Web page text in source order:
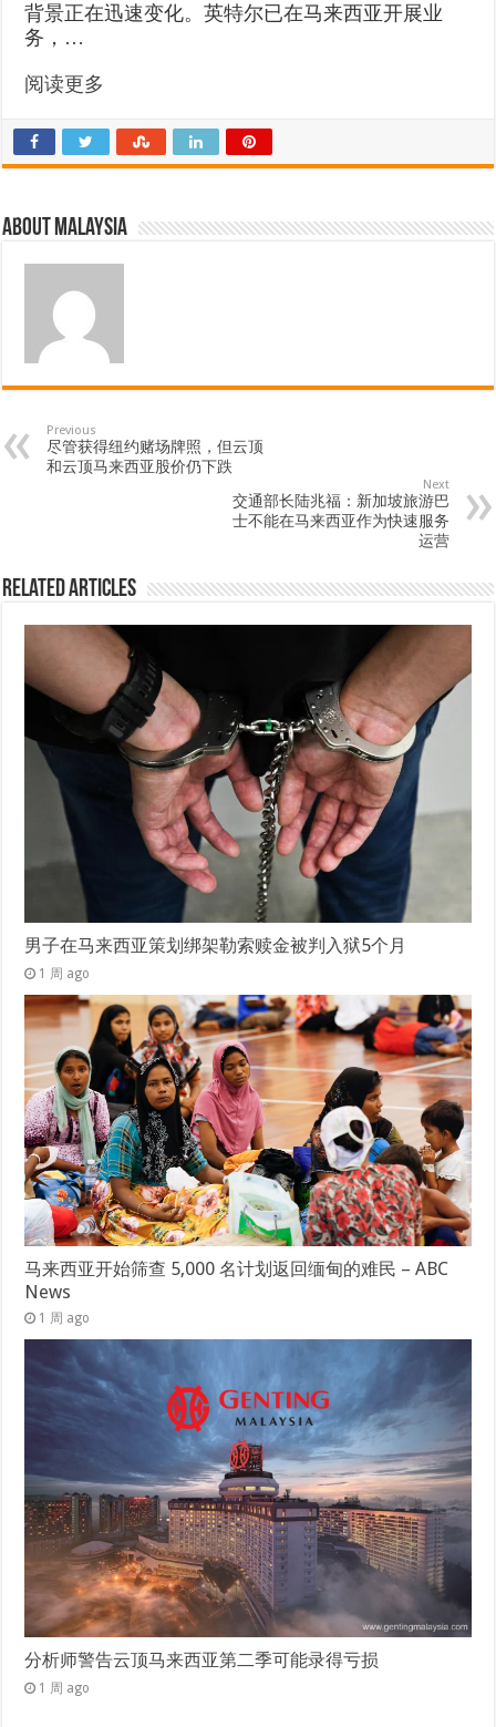
背景正在迅速变化。英特尔已在马来西亚开展业
务，…
阅读更多
About Malaysia
Previous
尽管获得纽约赌场牌照，但云顶
和云顶马来西亚股价仍下跌
Next
交通部长陆兆福：新加坡旅游巴
士不能在马来西亚作为快速服务
运营
Related Articles
男子在马来西亚策划绑架勒索赎金被判入狱5个月
1 周 ago
马来西亚开始筛查 5,000 名计划返回缅甸的难民 – ABC
News
1 周 ago
分析师警告云顶马来西亚第二季可能录得亏损
1 周 ago